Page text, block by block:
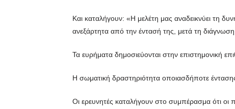
Και καταλήγουν: «Η μελέτη μας αναδεικνύει τη
ανεξάρτητα από την έντασή της, μετά τη
Τα ευρήματα δημοσιεύονται στην επιστημονική
Η σωματική δραστηριότητα οποιασδήποτε
Οι ερευνητές καταλήγουν στο συμπέρασμα ότι οι